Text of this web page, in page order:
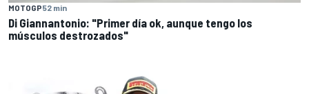
MOTOGP52 min
Di Giannantonio: "Primer día ok, aunque tengo los
músculos destrozados"